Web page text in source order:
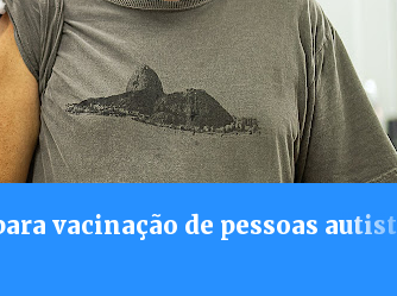
vacinação de pessoas